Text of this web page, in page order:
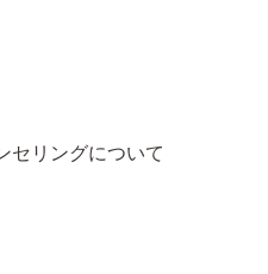
セリングについて